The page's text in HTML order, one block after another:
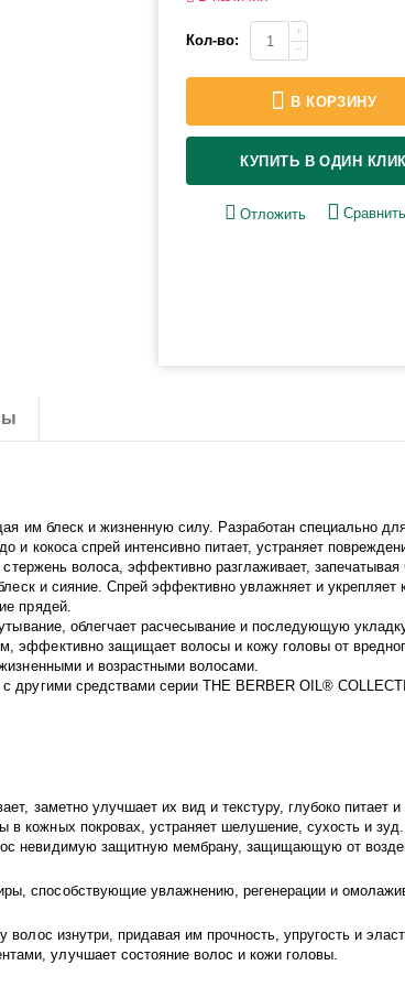
Кол-во:
+
−
В КОРЗИНУ
КУПИТЬ В ОДИН
Отложить
им блеск и жизненную силу. Разработан специально
кокоса спрей интенсивно питает, устраняет
стержень волоса, эффективно разглаживает,
и сияние. Спрей эффективно увлажняет и укрепляет
прядей.
облегчает расчесывание и последующую
эффективно защищает волосы и кожу головы от
и возрастными волосами.
другими средствами серии THE BERBER OIL®
заметно улучшает их вид и текстуру, глубоко
в кожных покровах, устраняет шелушение, сухость и
невидимую защитную мембрану, защищающую от
способствующие увлажнению, регенерации и
волос изнутри, придавая им прочность, упругость и
улучшает состояние волос и кожи головы.